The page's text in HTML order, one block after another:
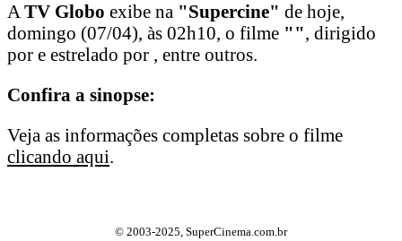
A TV Globo exibe na "Supercine" de hoje,
domingo (07/04), às 02h10, o filme "", dirigido
por e estrelado por , entre outros.
Confira a sinopse:
Veja as informações completas sobre o filme
clicando aqui.
© 2003-2025, SuperCinema.com.br